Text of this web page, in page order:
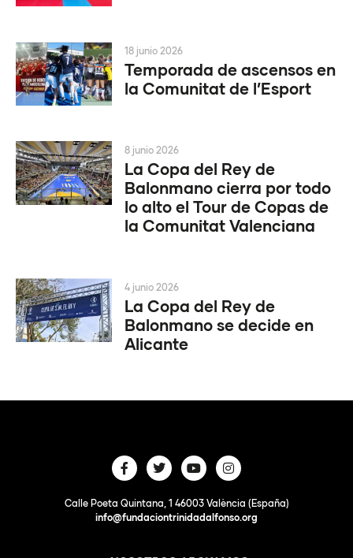
Temporada de ascensos en
la Comunitat de l’Esport
18 junio 2026
La Copa del Rey de
Balonmano cierra por todo
lo alto el Tour de Copas de
la Comunitat Valenciana
8 junio 2026
La Copa del Rey de
Balonmano se decide en
Alicante
4 junio 2026
Calle Poeta Quintana, 1 46003 València (España)
info@fundaciontrinidadalfonso.org